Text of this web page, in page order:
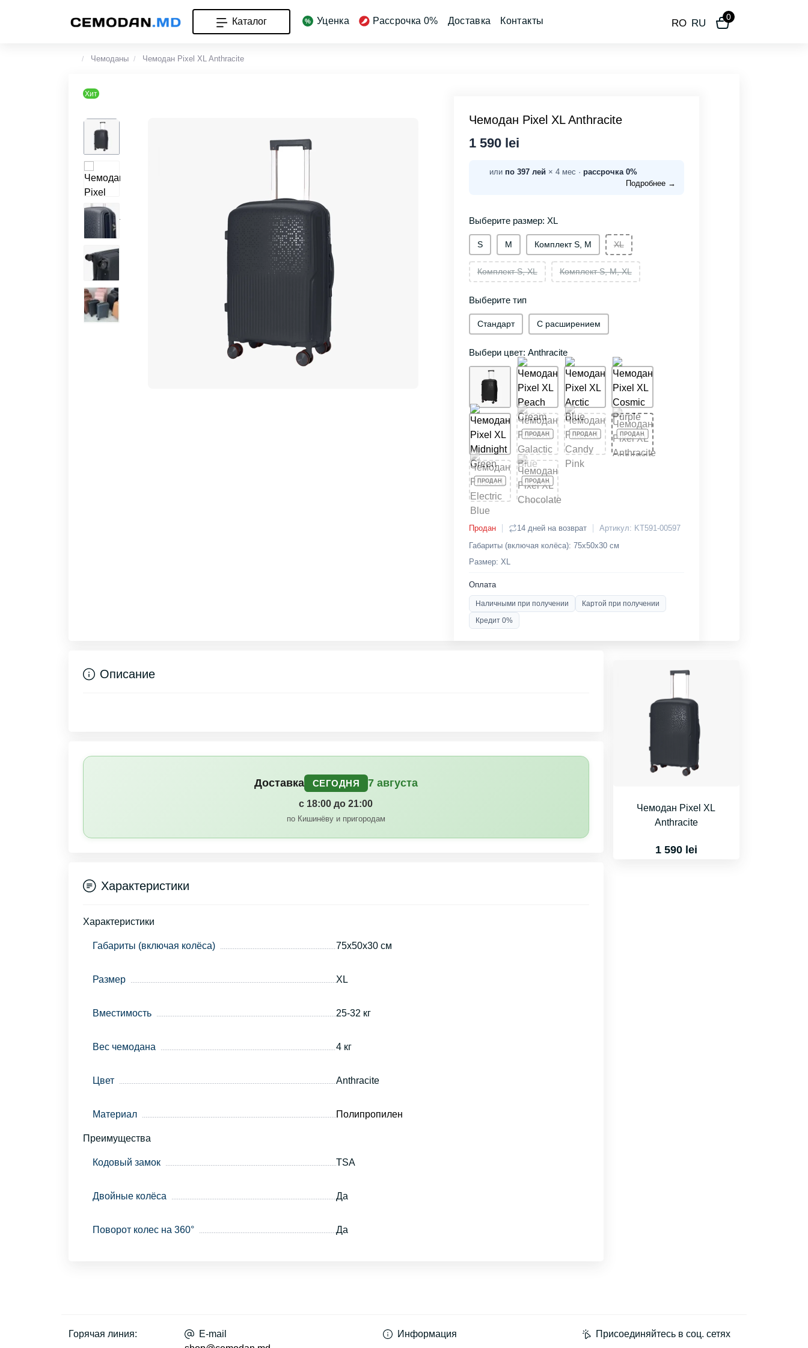
Каталог Уценка Рассрочка 0% Доставка Контакты RO RU
0
Чемоданы Чемодан Pixel XL Anthracite
Хит
Чемодан Pixel XL Anthracite
1 590 lei
или по 397 лей × 4 мес · рассрочка 0%
Подробнее →
Выберите размер: XL
S М Комплект S, M XL
Комплект S, XL Комплект S, M, XL
Выберите тип
Стандарт С расширением
Выбери цвет: Anthracite
Продан 14 дней на возврат
Артикул: KT591-00597
Габариты (включая колёса): 75х50х30 см
Размер: XL
Оплата
Наличными при получении
Картой при получении
Кредит 0%
Чемодан Pixel XL
Anthracite
1 590 lei
Описание
Доставка СЕГОДНЯ 7 августа
с 18:00 до 21:00
по Кишинёву и пригородам
Характеристики
Характеристики
Габариты (включая колёса) 75х50х30 см
Размер XL
Вместимость 25-32 кг
Вес чемодана 4 кг
Цвет Anthracite
Материал Полипропилен
Преимущества
Кодовый замок TSA
Двойные колёса Да
Поворот колес на 360° Да
Горячая линия:
E-mail
Информация Присоединяйтесь в соц. сетях